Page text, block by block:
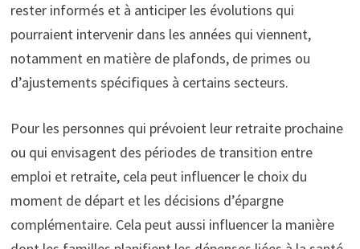
rester informés et à anticiper les évolutions qui
pourraient intervenir dans les années qui viennent,
notamment en matière de plafonds, de primes ou
d’ajustements spécifiques à certains secteurs.
Pour les personnes qui prévoient leur retraite prochaine
ou qui envisagent des périodes de transition entre
emploi et retraite, cela peut influencer le choix du
moment de départ et les décisions d’épargne
complémentaire. Cela peut aussi influencer la manière